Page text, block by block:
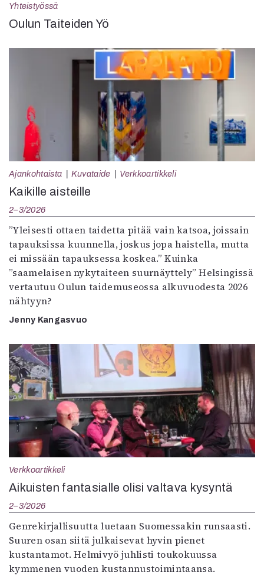
Yhteistyössä
Oulun Taiteiden Yö
Ajankohtaista Kuvataide Verkkoartikkeli
Kaikille aisteille
2–3/2026
”Yleisesti ottaen taidetta pitää vain katsoa, joissain
tapauksissa kuunnella, joskus jopa haistella, mutta
ei missään tapauksessa koskea.” Kuinka
”saamelaisen nykytaiteen suurnäyttely” Helsingissä
vertautuu Oulun taidemuseossa alkuvuodesta 2026
nähtyyn?
Jenny Kangasvuo
Verkkoartikkeli
Aikuisten fantasialle olisi valtava kysyntä
2–3/2026
Genrekirjallisuutta luetaan Suomessakin runsaasti.
Suuren osan siitä julkaisevat hyvin pienet
kustantamot. Helmivyö juhlisti toukokuussa
kymmenen vuoden kustannustoimintaansa.